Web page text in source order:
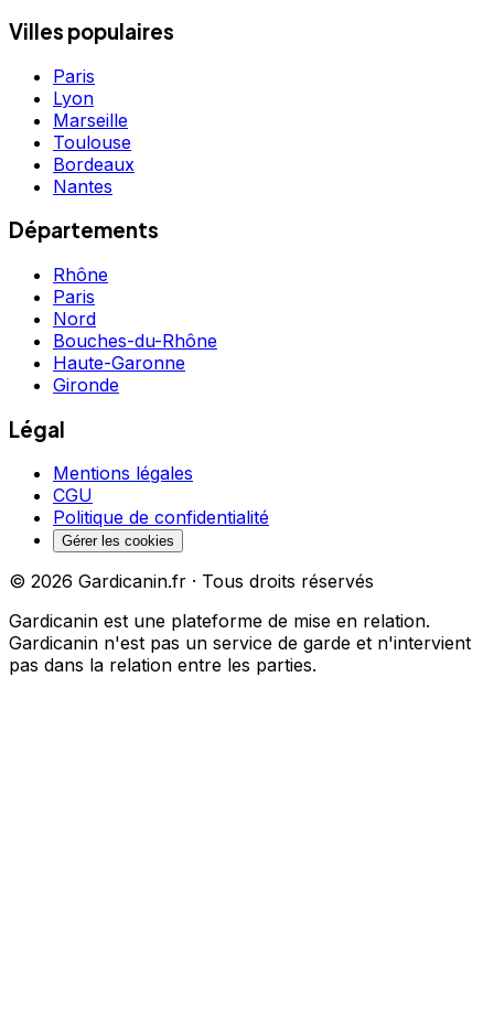
Villes populaires
Paris
Lyon
Marseille
Toulouse
Bordeaux
Nantes
Départements
Rhône
Paris
Nord
Bouches-du-Rhône
Haute-Garonne
Gironde
Légal
Mentions légales
CGU
Politique de confidentialité
Gérer les cookies
© 2026 Gardicanin.fr · Tous droits réservés
Gardicanin est une plateforme de mise en relation.
Gardicanin n'est pas un service de garde et n'intervient
pas dans la relation entre les parties.